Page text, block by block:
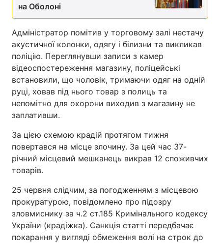
на Оболоні
Адміністратор помітив у торговому залі нестачу
акустичної колонки, одягу і білизни та викликав
поліцію. Переглянувши записи з камер
відеоспостереження магазину, поліцейські
встановили, що чоловік, тримаючи одяг на одній
руці, ховав під нього товар з полиць та
непомітно для охорони виходив з магазину не
заплативши.
За цією схемою крадій протягом тижня
повертався на місце злочину. За цей час 37-
річний місцевий мешканець викрав 12 споживчих
товарів.
25 червня слідчим, за погодженням з місцевою
прокуратурою, повідомлено про підозру
зловмиснику за ч.2 ст.185 Кримінального кодексу
України (крадіжка). Санкція статті передбачає
покарання у вигляді обмеження волі на строк до